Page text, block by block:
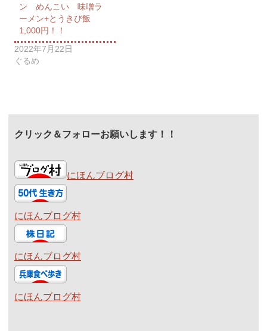
ン めんこい 味噌ラ
ーメン+とうきび飯
1,000円！！
2022年7月22日
ぐるめ
クリック＆フォローお願いします！！
にほんブログ村
にほんブログ村
にほんブログ村
にほんブログ村